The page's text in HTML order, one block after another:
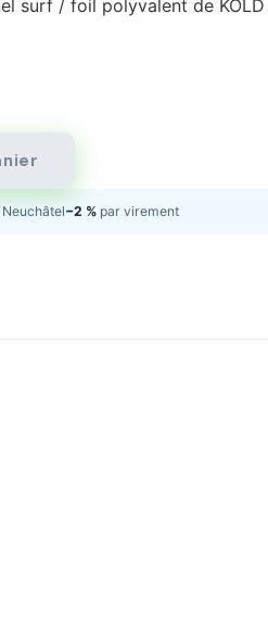
surf / foil polyvalent de KOLD
Neuchâtel−2 % par virement